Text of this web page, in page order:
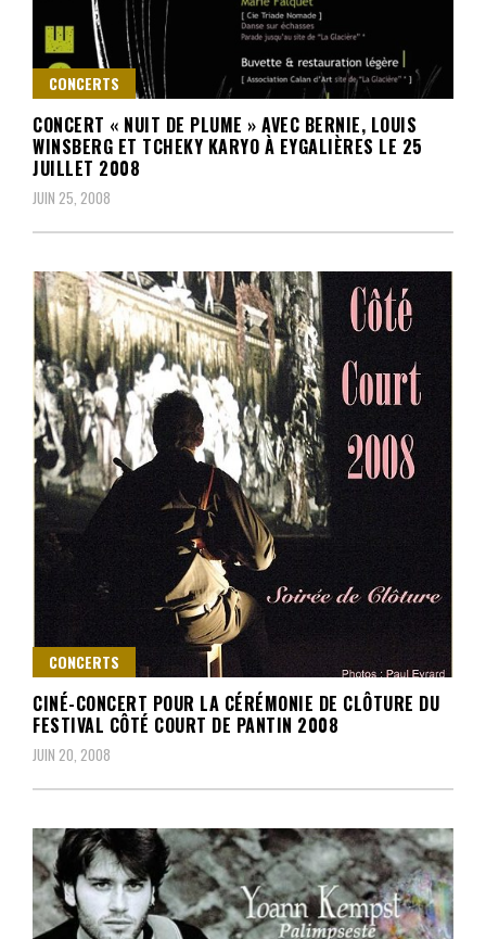
CONCERTS
CONCERT « NUIT DE PLUME » AVEC BERNIE, LOUIS
WINSBERG ET TCHEKY KARYO À EYGALIÈRES LE 25
JUILLET 2008
JUIN 25, 2008
CONCERTS
CINÉ-CONCERT POUR LA CÉRÉMONIE DE CLÔTURE DU
FESTIVAL CÔTÉ COURT DE PANTIN 2008
JUIN 20, 2008